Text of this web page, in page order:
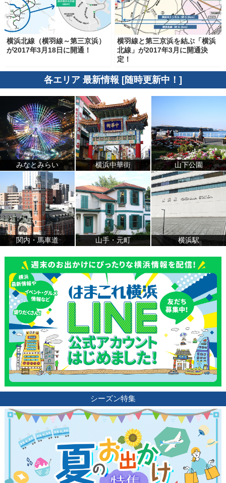
横浜北線（横羽線～第三京浜）
が2017年3月18日に開通！
横羽線と第三京浜を結ぶ「横浜
北線」が2017年3月に開通決
定！
各エリア 最新情報 [随時更新中！]
みなとみらい 横浜中華街 山下公園
関内・馬車道 山手・元町 横浜駅
シーズン特集